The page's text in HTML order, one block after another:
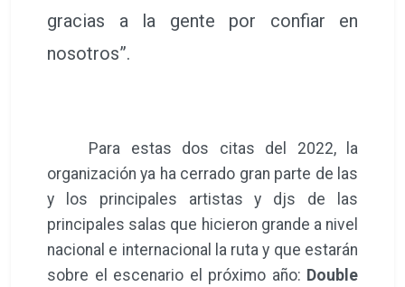
gracias a la gente por confiar en
nosotros”.
Para estas dos citas del 2022, la
organización ya ha cerrado gran parte de las
y los principales artistas y djs de las
principales salas que hicieron grande a nivel
nacional e internacional la ruta y que estarán
sobre el escenario el próximo año: Double